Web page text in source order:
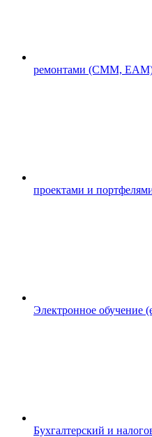
ремонтами (CMM,
проектами и
Электронное обучение
Бухгалтерский и